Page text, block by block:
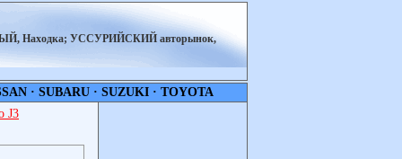
Находка; УССУРИЙСКИЙ авторынок,
· SUBARU· SUZUKI· TOYOTA
J3